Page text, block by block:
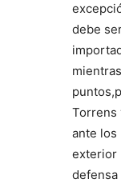
debe
Torrens
ante los
exterior
defensa